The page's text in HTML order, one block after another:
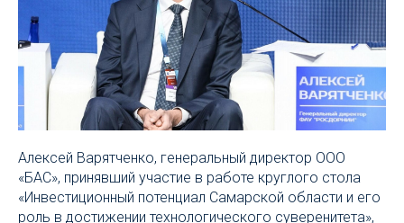
Алексей Варятченко, генеральный директор ООО
«БАС», принявший участие в работе круглого стола
«Инвестиционный потенциал Самарской области и его
роль в достижении технологического суверенитета»,